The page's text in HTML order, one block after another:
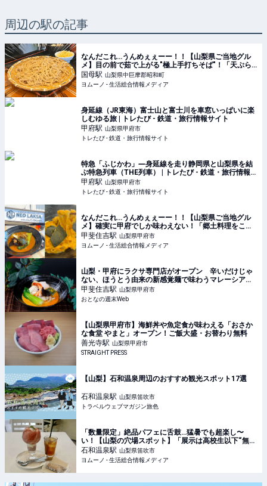
周辺の駅の記事
なんだこれ…うんめぇぇーー！！【山梨県ご当地グル
メ】目の前で茹で上がる"極上手打ちそば"！「天ぷら
もサックサク♪」絶対行きたい和食店！ | ヨムーノ
国母駅 山梨県中巨摩郡昭和町
ヨムーノ - 生活総合情報メディア
身延線（JR東海）富士山と富士川を車窓いっぱいに楽
しむゆる旅 | トレたび - 鉄道・旅行情報サイト
甲府駅 山梨県甲府市
トレたび - 鉄道・旅行情報サイト
特急「ふじかわ」―身延線を走り静岡県と山梨県を結
ぶ特急列車（THE列車） | トレたび - 鉄道・旅行情報サ
イト
甲府駅 山梨県甲府市
トレたび - 鉄道・旅行情報サイト
なんだこれ…うんめぇぇーー！！【山梨県ご当地グル
メ】確実に甲府でしか味わえない！「郷土料理をこう
するのか！」大ブレイク前の今が超チャンス！ | ヨム
ーノ
甲斐住吉駅 山梨県甲府市
ヨムーノ - 生活総合情報メディア
山梨・甲府にラクサ専門店がオープン 辛いだけじゃ
ない、ほうとう由来の新感覚麺で味わうマレーシアの
味とは
甲斐住吉駅 山梨県甲府市
おとなの週末Web
【山梨県甲府市】海鮮丼や魚定食が味わえる「おさか
な食堂 やまと」オープン！ご飯大盛・お替わり無料
善光寺駅 山梨県甲府市
STRAIGHT PRESS
【山梨】石和温泉周辺のおすすめ観光スポット17選
石和温泉駅 山梨県笛吹市
トラベルウェブマガジン旅色
「数量限定」絶品パフェに舌鼓…猛暑でも超楽し〜
い！【山梨の穴場スポット】「展示は高校生以下“無
料”」親子で行きたい！ | ヨムーノ
石和温泉駅 山梨県笛吹市
ヨムーノ - 生活総合情報メディア